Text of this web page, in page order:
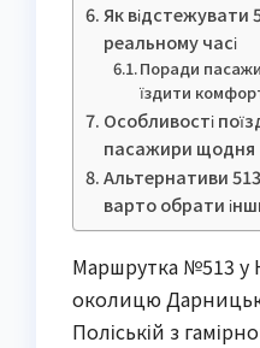
Як відстежувати
реальному часі
Поради
їздити
Особливості
пасажири щодня
Альтернативи
варто обрати
Маршрутка №513 у
околицю
Поліській з